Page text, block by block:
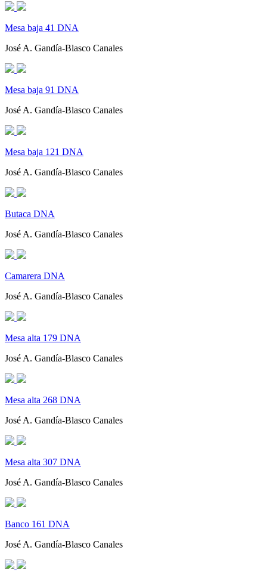
Mesa baja 41 DNA
José A. Gandía-Blasco Canales
Mesa baja 91 DNA
José A. Gandía-Blasco Canales
Mesa baja 121 DNA
José A. Gandía-Blasco Canales
Butaca DNA
José A. Gandía-Blasco Canales
Camarera DNA
José A. Gandía-Blasco Canales
Mesa alta 179 DNA
José A. Gandía-Blasco Canales
Mesa alta 268 DNA
José A. Gandía-Blasco Canales
Mesa alta 307 DNA
José A. Gandía-Blasco Canales
Banco 161 DNA
José A. Gandía-Blasco Canales